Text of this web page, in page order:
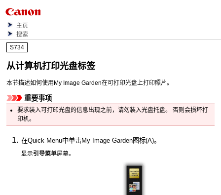
主页
搜索
S734
从计算机打印光盘标签
本节描述如何使用 My Image Garden在可打印光盘上打印照片。
重要事项
要求装入可打印光盘的信息出现之前，请勿装入光盘托盘。 否则会损坏打
印机。
在Quick Menu中单击My Image Garden图标(A)。
显示引导菜单屏幕。